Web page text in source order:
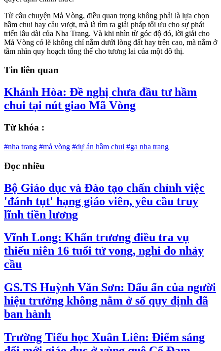
Từ câu chuyện Mả Vòng, điều quan trọng không phải là lựa chọn
hầm chui hay cầu vượt, mà là tìm ra giải pháp tối ưu cho sự phát
triển lâu dài của Nha Trang. Và khi nhìn từ góc độ đó, lời giải cho
Mả Vòng có lẽ không chỉ nằm dưới lòng đất hay trên cao, mà nằm ở
tầm nhìn quy hoạch tổng thể cho tương lai của một đô thị.
Tin liên quan
Khánh Hòa: Đề nghị chưa đầu tư hầm
chui tại nút giao Mã Vòng
Từ khóa :
#nha trang #mả vòng #dự án hầm chui #ga nha trang
Đọc nhiều
Bộ Giáo dục và Đào tạo chấn chỉnh việc
'đánh tụt' hạng giáo viên, yêu cầu truy
lĩnh tiền lương
Vĩnh Long: Khẩn trương điều tra vụ
thiếu niên 16 tuổi tử vong, nghi do nhảy
cầu
GS.TS Huỳnh Văn Sơn: Dấu ấn của người
hiệu trưởng không nằm ở số quy định đã
ban hành
Trường Tiểu học Xuân Liên: Điểm sáng